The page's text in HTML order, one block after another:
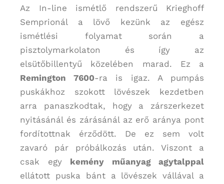
Az In-line ismétlő rendszerű Krieghoff
Semprionál a lövő kezünk az egész
ismétlési folyamat során a
pisztolymarkolaton és így az
elsütőbillentyű közelében marad. Ez a
Remington 7600-ra is igaz. A pumpás
puskákhoz szokott lövészek kezdetben
arra panaszkodtak, hogy a zárszerkezet
nyitásánál és zárásánál az erő aránya pont
fordítottnak érződött. De ez sem volt
zavaró pár próbálkozás után. Viszont a
csak egy kemény műanyag agytalppal
ellátott puska bánt a lövészek vállával a